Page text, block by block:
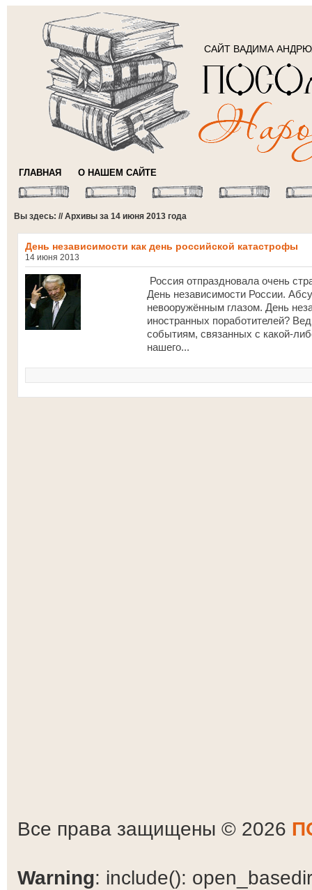
САЙТ ВАДИМА
ГЛАВНАЯ О НАШЕМ САЙТЕ
Вы здесь: // Архивы за 14 июня 2013 года
День независимости как день российской катастрофы
14 июня 2013
Россия отпраздновала очень
День независимости России.
невооружённым глазом. День
иностранных поработителей?
событиям, связанных с какой-
нашего...
Все права защищены © 2026
Warning: include():